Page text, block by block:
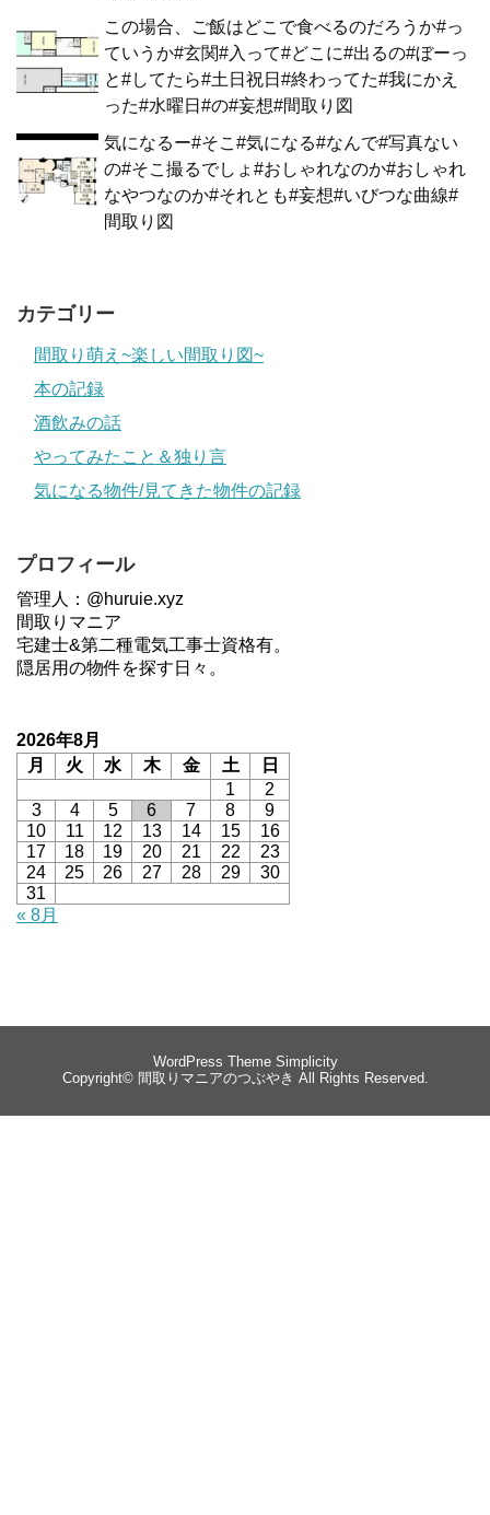
この場合、ご飯はどこで食べるのだろうか#っ
ていうか#玄関#入って#どこに#出るの#ぼーっ
と#してたら#土日祝日#終わってた#我にかえ
った#水曜日#の#妄想#間取り図
気になるー#そこ#気になる#なんで#写真ない
の#そこ撮るでしょ#おしゃれなのか#おしゃれ
なやつなのか#それとも#妄想#いびつな曲線#
間取り図
カテゴリー
間取り萌え~楽しい間取り図~
本の記録
酒飲みの話
やってみたこと＆独り言
気になる物件/見てきた物件の記録
プロフィール
管理人：@huruie.xyz
間取りマニア
宅建士&第二種電気工事士資格有。
隠居用の物件を探す日々。
2026年8月
月
火 水 木 金 土
日
1
2
3
4 5 6 7 8
9
10
11 12 13 14 15
16
17
18 19 20 21 22
23
24
25 26 27 28 29
30
31
« 8月
WordPress Theme Simplicity
Copyright© 間取りマニアのつぶやき All Rights Reserved.